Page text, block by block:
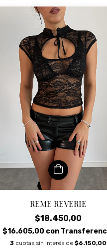
REME REVERIE
$18.450,00
$16.605,00 con
3 cuotas sin interés de $6.150,00